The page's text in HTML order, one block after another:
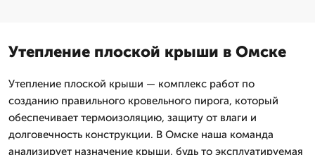
Утепление плоской крыши в Омске
Утепление плоской крыши — комплекс работ по
созданию правильного кровельного пирога, который
обеспечивает термоизоляцию, защиту от влаги и
долговечность конструкции. В Омске наша команда
анализирует назначение крыши, будь то эксплуатируемая